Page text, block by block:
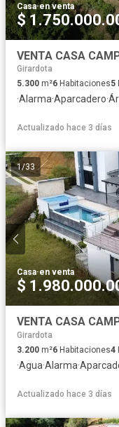
Casa·en venta
$
VENTA CASA
Girardota
5.300 m²6 Habitaciones5
·Alarma·Aparcadero·
Actualizado hace 3 días
1/33
Casa·en venta
$
VENTA CASA
Girardota
3.200 m²6 Habitaciones4
·Agua·Alarma·
Actualizado hace 3 días